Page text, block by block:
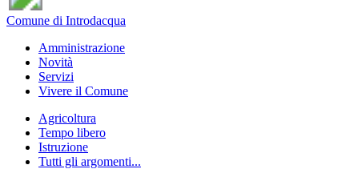
Comune di Introdacqua
Amministrazione
Novità
Servizi
Vivere il Comune
Agricoltura
Tempo libero
Istruzione
Tutti gli argomenti...